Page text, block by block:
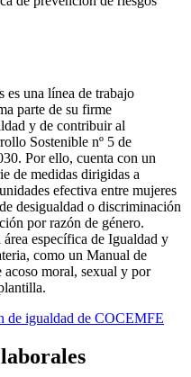
es una línea de trabajo
parte de su firme
y de contribuir al
Sostenible nº 5 de
Por ello, cuenta con un
de medidas dirigidas a
efectiva entre mujeres
desigualdad o discriminación
por razón de género.
específica de Igualdad y
como un Manual de
moral, sexual y por
de igualdad de COCEMFE